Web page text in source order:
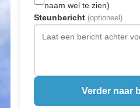
naam wel te zien)
Steunbericht (optioneel)
Verder naar